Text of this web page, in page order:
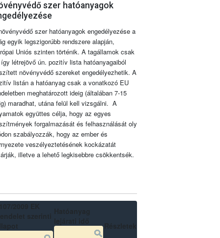
szer hatóanyagok
szer hatóanyagok engedélyezése a
egyik legszigorúbb rendszere alapján,
Uniós szinten történik. A tagállamok csak
létrejövő ún. pozitív lista hatóanyagaiból
növényvédő szereket engedélyezhetik. A
listán a hatóanyag csak a vonatkozó EU
meghatározott ideig (általában 7-15
maradhat, utána felül kell vizsgálni. A
együttes célja, hogy az egyes
forgalmazását és felhasználását oly
szabályozzák, hogy az ember és
veszélyeztetésének kockázatát
illetve a lehető legkisebbre csökkentsék.